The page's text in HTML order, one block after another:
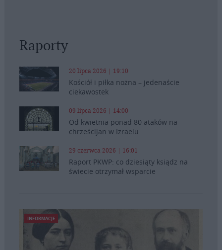
Raporty
20 lipca 2026 | 19:10
Kościół i piłka nożna – jedenaście
ciekawostek
09 lipca 2026 | 14:00
Od kwietnia ponad 80 ataków na
chrześcijan w Izraelu
29 czerwca 2026 | 16:01
Raport PKWP: co dziesiąty ksiądz na
świecie otrzymał wsparcie
INFORMACJE